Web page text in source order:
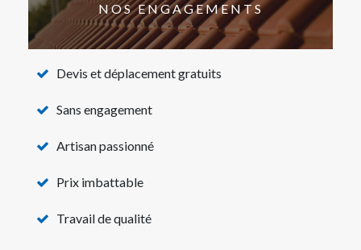
NOS ENGAGEMENTS
Devis et déplacement gratuits
Sans engagement
Artisan passionné
Prix imbattable
Travail de qualité